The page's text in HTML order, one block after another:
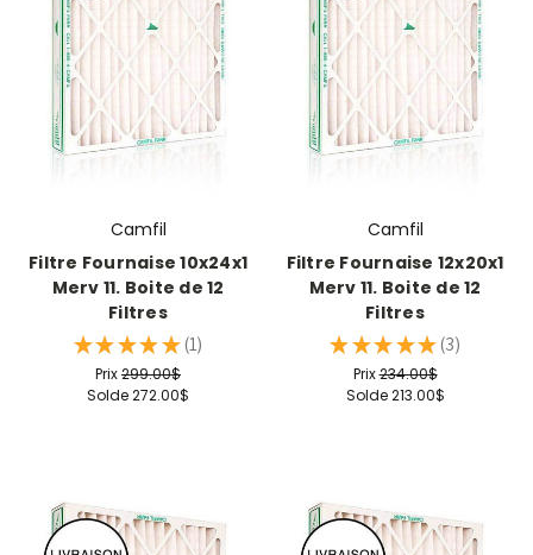
Camfil
Filtre Fournaise 10x24x1
Merv 11. Boite de 12
Filtres
★ ★ ★ ★ ★ 1
1
Prix299.00$
Solde272.00$
Camfil
Filtre Fournaise 12x20x1
Merv 11. Boite de 12
Filtres
★ ★ ★ ★ ★ 3
3
Prix234.00$
Solde213.00$